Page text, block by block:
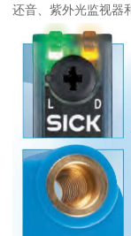
还音、紫外光监视器